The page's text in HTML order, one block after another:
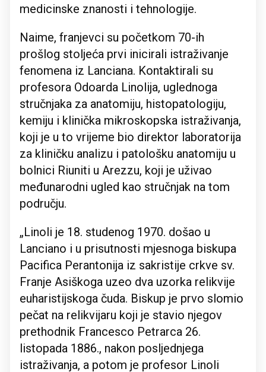
medicinske znanosti i tehnologije.
Naime, franjevci su početkom 70-ih
prošlog stoljeća prvi inicirali istraživanje
fenomena iz Lanciana. Kontaktirali su
profesora Odoarda Linolija, uglednoga
stručnjaka za anatomiju, histopatologiju,
kemiju i klinička mikroskopska istraživanja,
koji je u to vrijeme bio direktor laboratorija
za kliničku analizu i patološku anatomiju u
bolnici Riuniti u Arezzu, koji je uživao
međunarodni ugled kao stručnjak na tom
području.
„Linoli je 18. studenog 1970. došao u
Lanciano i u prisutnosti mjesnoga biskupa
Pacifica Perantonija iz sakristije crkve sv.
Franje Asiškoga uzeo dva uzorka relikvije
euharistijskoga čuda. Biskup je prvo slomio
pečat na relikvijaru koji je stavio njegov
prethodnik Francesco Petrarca 26.
listopada 1886., nakon posljednjega
istraživanja, a potom je profesor Linoli